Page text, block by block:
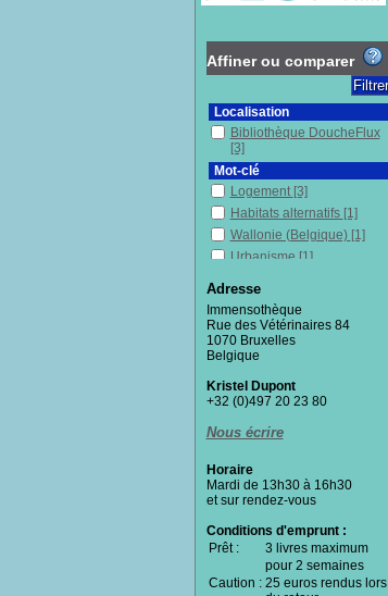
Affiner ou comparer
Localisation
Bibliothèque DoucheFlux
[3]
Mot-clé
Logement [3]
Habitats alternatifs [1]
Wallonie (Belgique) [1]
Urbanisme [1]
Propriété privée
Pays de l'Union
européenne
Immobilier
Hébergement
Bruxelles (Belgique)
Fiscalité[1]
Droit privé
Droit civil[1]
Droit au logement
Droit[1]
Contrat de bail[1]
Colocation[1]
Adresse
Immensothèque
Rue des Vétérinaires 84
1070 Bruxelles
Belgique
Kristel Dupont
+32 (0)497 20 23 80
Nous écrire
Horaire
Mardi de 13h30 à 16h30
et sur rendez-vous
Conditions d'emprunt :
Prêt :
3 livres maximum
pour 2 semaines
Caution : 25 euros rendus lors